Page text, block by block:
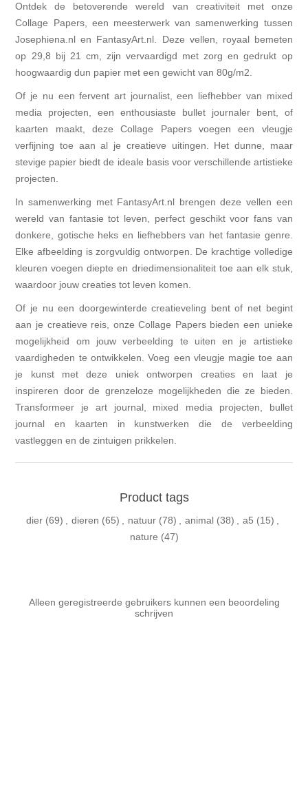
Ontdek de betoverende wereld van creativiteit met onze
Collage Papers, een meesterwerk van samenwerking tussen
Josephiena.nl en FantasyArt.nl. Deze vellen, royaal bemeten
op 29,8 bij 21 cm, zijn vervaardigd met zorg en gedrukt op
hoogwaardig dun papier met een gewicht van 80g/m2.
Of je nu een fervent art journalist, een liefhebber van mixed
media projecten, een enthousiaste bullet journaler bent, of
kaarten maakt, deze Collage Papers voegen een vleugje
verfijning toe aan al je creatieve uitingen. Het dunne, maar
stevige papier biedt de ideale basis voor verschillende artistieke
projecten.
In samenwerking met FantasyArt.nl brengen deze vellen een
wereld van fantasie tot leven, perfect geschikt voor fans van
donkere, gotische heks en liefhebbers van het fantasie genre.
Elke afbeelding is zorgvuldig ontworpen. De krachtige volledige
kleuren voegen diepte en driedimensionaliteit toe aan elk stuk,
waardoor jouw creaties tot leven komen.
Of je nu een doorgewinterde creatieveling bent of net begint
aan je creatieve reis, onze Collage Papers bieden een unieke
mogelijkheid om jouw verbeelding te uiten en je artistieke
vaardigheden te ontwikkelen. Voeg een vleugje magie toe aan
je kunst met deze uniek ontworpen creaties en laat je
inspireren door de grenzeloze mogelijkheden die ze bieden.
Transformeer je art journal, mixed media projecten, bullet
journal en kaarten in kunstwerken die de verbeelding
vastleggen en de zintuigen prikkelen.
Product tags
dier (69) , dieren (65) , natuur (78) , animal (38) , a5 (15) ,
nature (47)
Alleen geregistreerde gebruikers kunnen een beoordeling
schrijven